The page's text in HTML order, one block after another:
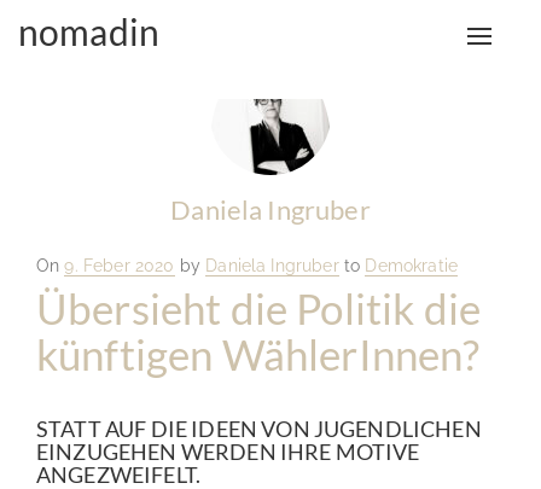
nomadin
Toggle
Daniela Ingruber
OnPosted
on
9. Feber 2020 by Daniela Ingruberto Demokratie
Übersieht die Politik die
künftigen WählerInnen?
STATT AUF DIE IDEEN VON JUGENDLICHEN
EINZUGEHEN WERDEN IHRE MOTIVE
ANGEZWEIFELT.